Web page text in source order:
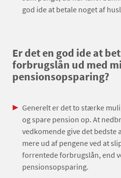
god ide at betale noget af
Er det en god ide at
forbrugslån ud med
pensionsopsparing?
Generelt er det to stærke
og spare pension op. At
vedkomende give det bedste
mere ud af pengene ved at
forrentede forbrugslån, end
pensionsopsparing.